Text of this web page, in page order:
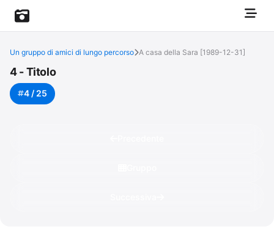
Un gruppo di amici di lungo percorso A casa della Sara [1989-12-31]
4 - Titolo
4 / 25